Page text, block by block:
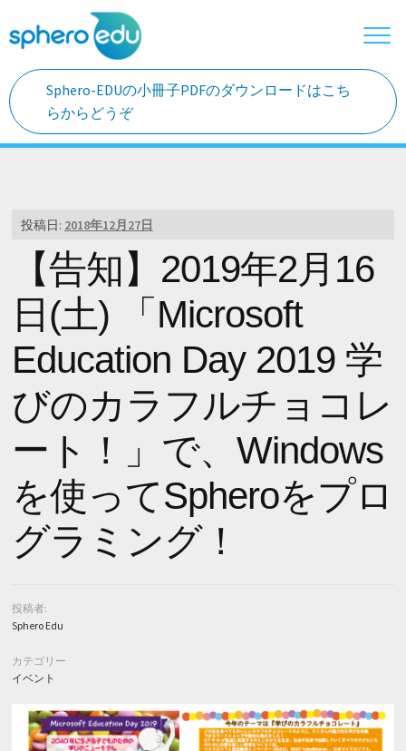
ナビゲーションへスキップ
コンテンツへスキップ
ホーム
教材案内
授業カリキュラム
教育現場の声
サポート
家庭向け
Sphero-EDUの小冊子PDFのダウンロードはこち
らからどうぞ
投稿日: 2018年12月27日
【告知】2019年2月16
日(土) 「Microsoft
Education Day 2019 学
びのカラフルチョコレ
ート！」で、Windows
を使ってSpheroをプロ
グラミング！
投稿者:
Sphero Edu
カテゴリー
イベント